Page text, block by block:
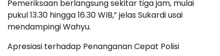
Pemeriksaan berlangsung sekitar tiga jam, mulai
pukul 13.30 hingga 16.30 WIB,” jelas Sukardi usai
mendampingi Wahyu.
Apresiasi terhadap Penanganan Cepat Polisi